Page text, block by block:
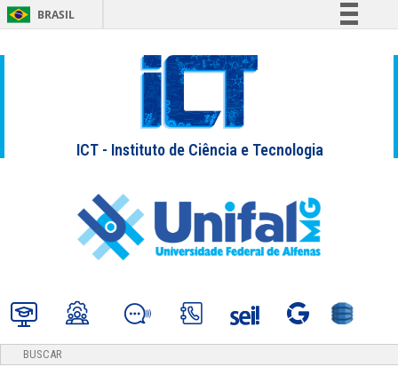
BRASIL
Comunica BR
Acesso à informação
Legislação
ICT - Instituto de Ciência e Tecnologia